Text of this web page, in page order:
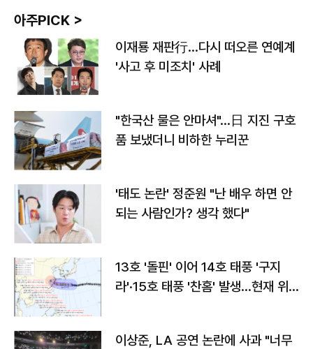
아주PICK >
이재룡 재판行…다시 떠오른 연예계
'사고 후 미조치' 사례
"한국산 물은 안마셔"…日 지진 구호
품 보냈더니 비하한 누리꾼
'태도 논란' 정준원 "난 배우 하면 안
되는 사람인가? 생각 했다"
13호 '돌핀' 이어 14호 태풍 '구지
라'·15호 태풍 '찬홈' 발생…현재 위
이상준, LA 공연 논란에 사과 "너무